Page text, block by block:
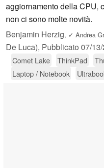
aggiornamento della CPU,
non ci sono molte novità.
Benjamin Herzig, ✓ Andrea
De Luca), Pubblicato 07/
Comet Lake ThinkPad
Laptop / Notebook